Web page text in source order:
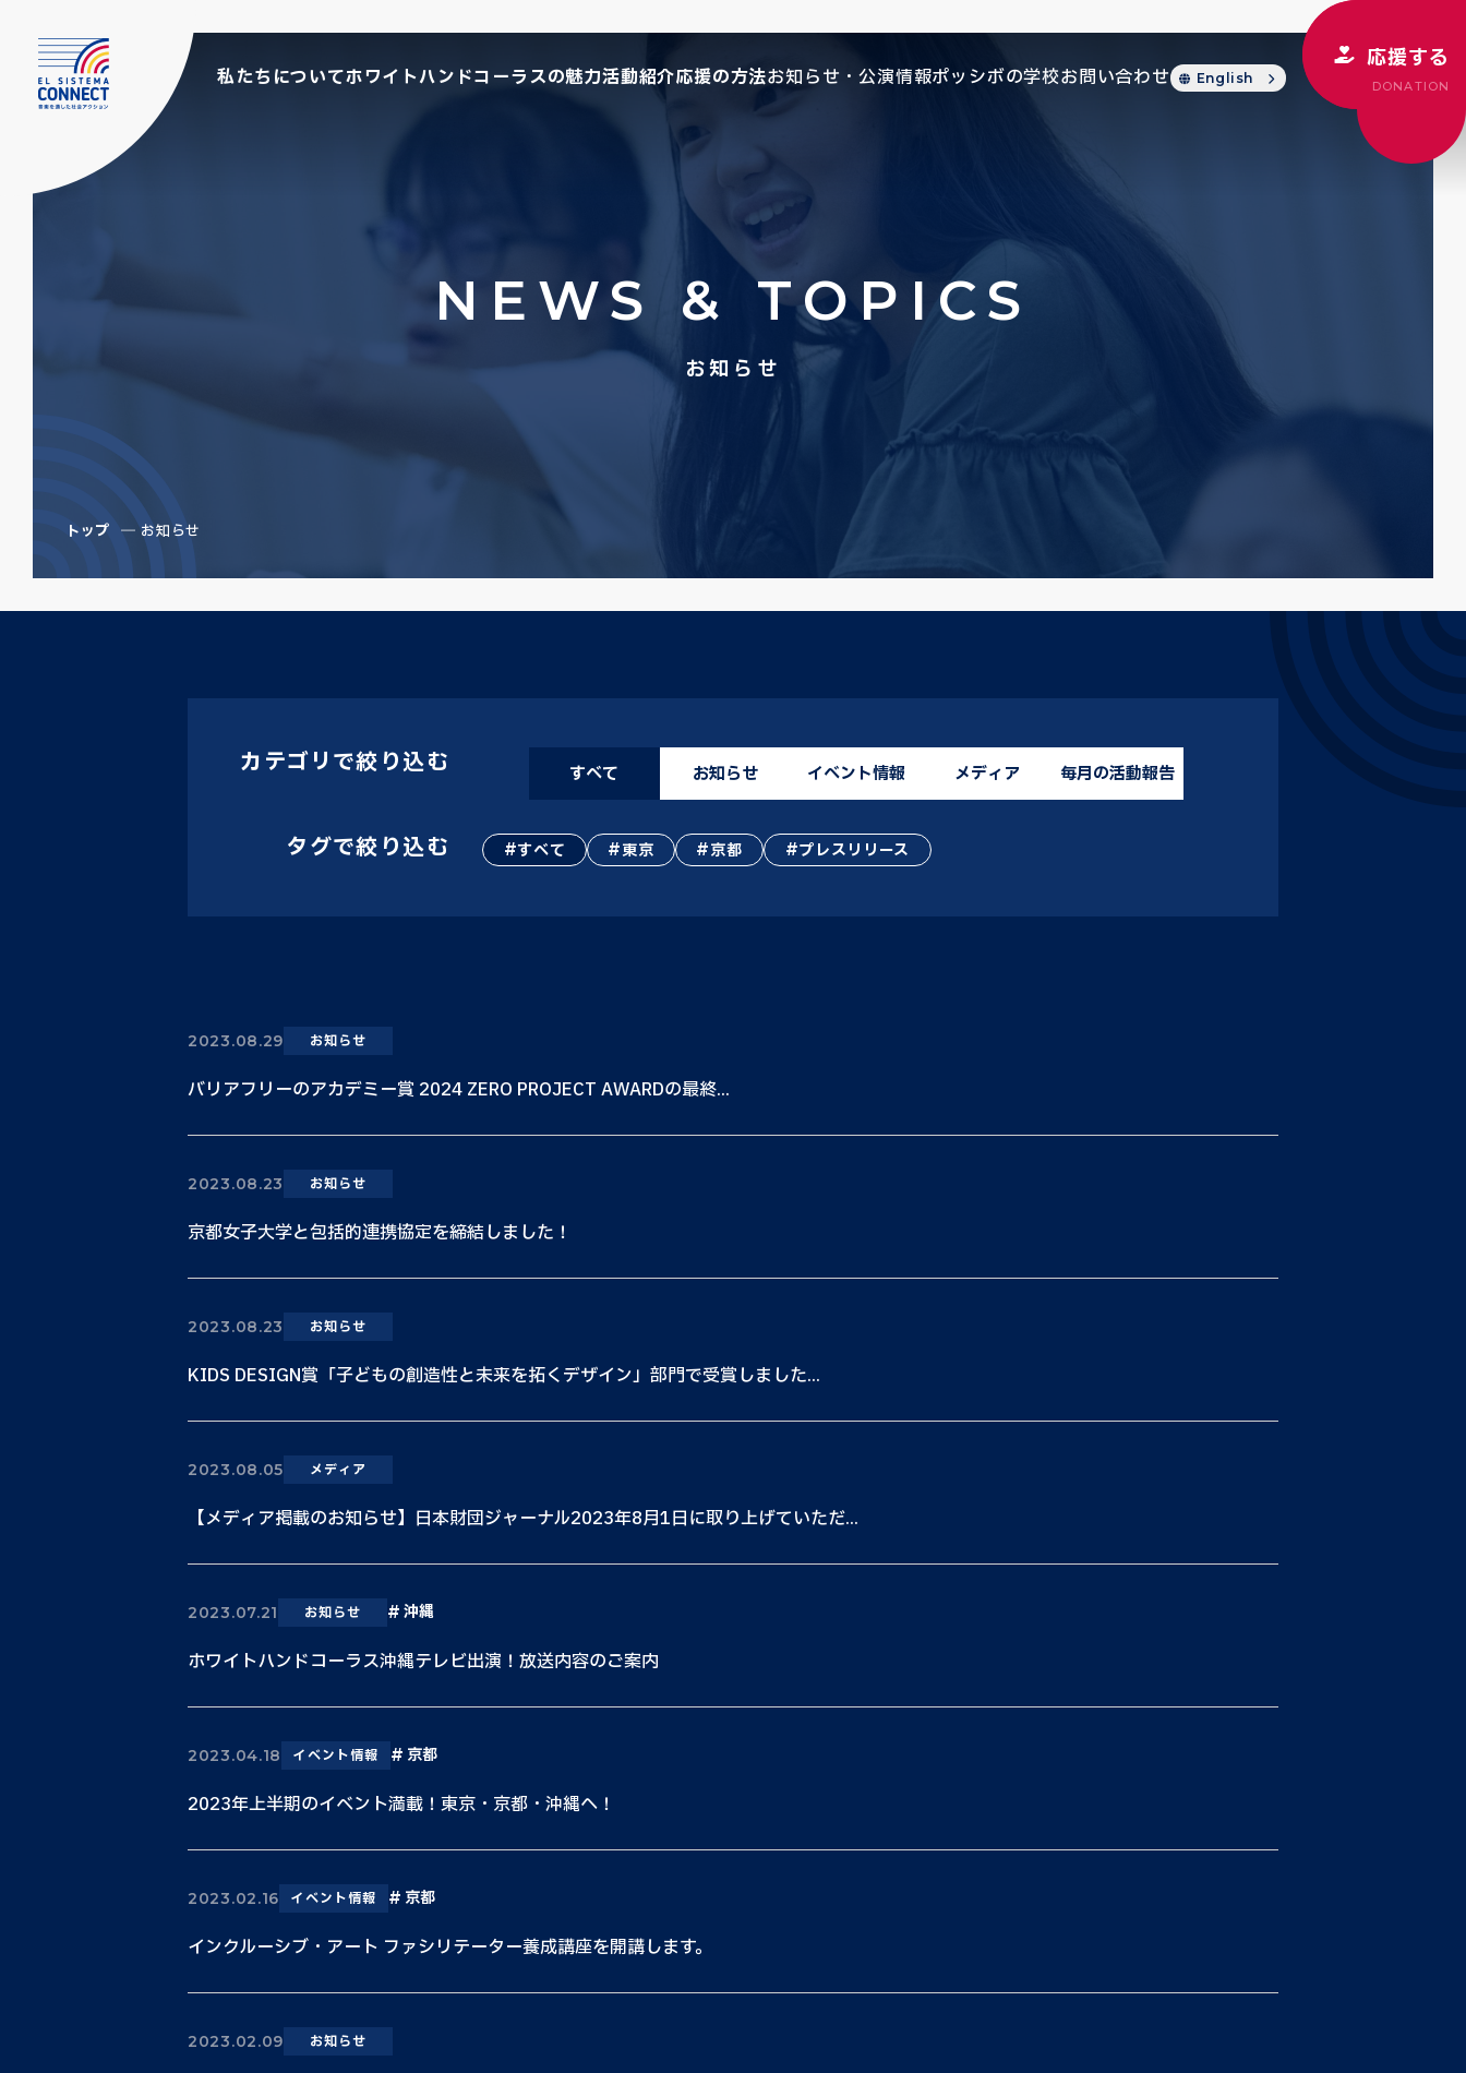
私たちについてホワイトハンドコーラスの魅力活動紹介応援の方法お知らせ・公演情報ポッシボの学校お問い合わせ English
応援する
DONATION
NEWS & TOPICS
お知らせ
トップ お知らせ
カテゴリで絞り込む すべて お知らせ イベント情報 メディア 毎月の活動報告
タグで絞り込む すべて 東京 京都 プレスリリース
2023.08.29 お知らせ
バリアフリーのアカデミー賞 2024 ZERO PROJECT AWARDの最終...
2023.08.23 お知らせ
京都女子大学と包括的連携協定を締結しました！
2023.08.23 お知らせ
KIDS DESIGN賞「子どもの創造性と未来を拓くデザイン」部門で受賞しました...
2023.08.05 メディア
【メディア掲載のお知らせ】日本財団ジャーナル2023年8月1日に取り上げていただ...
2023.07.21 お知らせ 沖縄
ホワイトハンドコーラス沖縄テレビ出演！放送内容のご案内
2023.04.18 イベント情報 京都
2023年上半期のイベント満載！東京・京都・沖縄へ！
2023.02.16 イベント情報 京都
インクルーシブ・アート ファシリテーター養成講座を開講します。
2023.02.09 お知らせ